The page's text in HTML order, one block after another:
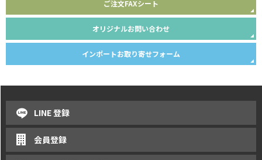
ご注文FAXシート
オリジナルお問い合わせ
インポートお取り寄せフォーム
LINE 登録
会員登録